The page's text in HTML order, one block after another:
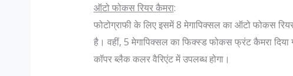
ऑटो फोकस रियर कैमरा:
फोटोग्राफी के लिए इसमें 8 मेगापिक्सल का ऑटो फोकस
है। वहीं, 5 मेगापिक्सल का फिक्स्ड फोकस फ्रंट कैमरा दिया
कॉपर ब्लैक कलर वैरिएंट में उपलब्ध होगा।
प्रकृति की अनंत सुंदरता में देवत्व
कहीं भी आपका विश्वास हो , चाहे वो
को सभी प्रकार के मसालों की खोज के लिए
है । पंजाबी और दक्षिण भारतीय खाने के बाद...